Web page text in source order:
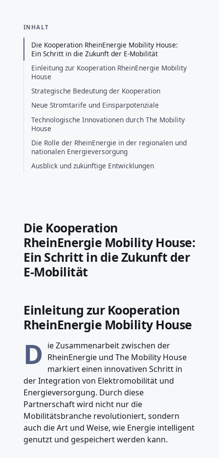
INHALT
Die Kooperation RheinEnergie Mobility House:
Ein Schritt in die Zukunft der E-Mobilität
Einleitung zur Kooperation RheinEnergie Mobility
House
Strategische Bedeutung der Kooperation
Neue Stromtarife und Einsparpotenziale
Technologische Innovationen durch The Mobility
House
Die Rolle der RheinEnergie in der regionalen und
nationalen Energieversorgung
Ausblick und zukünftige Entwicklungen
Die Kooperation
RheinEnergie Mobility House:
Ein Schritt in die Zukunft der
E-Mobilität
Einleitung zur Kooperation
RheinEnergie Mobility House
D ie Zusammenarbeit zwischen der
RheinEnergie und The Mobility House
markiert einen innovativen Schritt in
der Integration von Elektromobilität und
Energieversorgung. Durch diese
Partnerschaft wird nicht nur die
Mobilitätsbranche revolutioniert, sondern
auch die Art und Weise, wie Energie intelligent
genutzt und gespeichert werden kann.